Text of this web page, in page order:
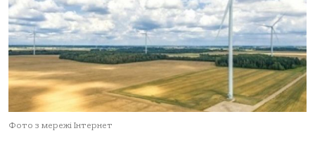
Фото з мережі Інтернет